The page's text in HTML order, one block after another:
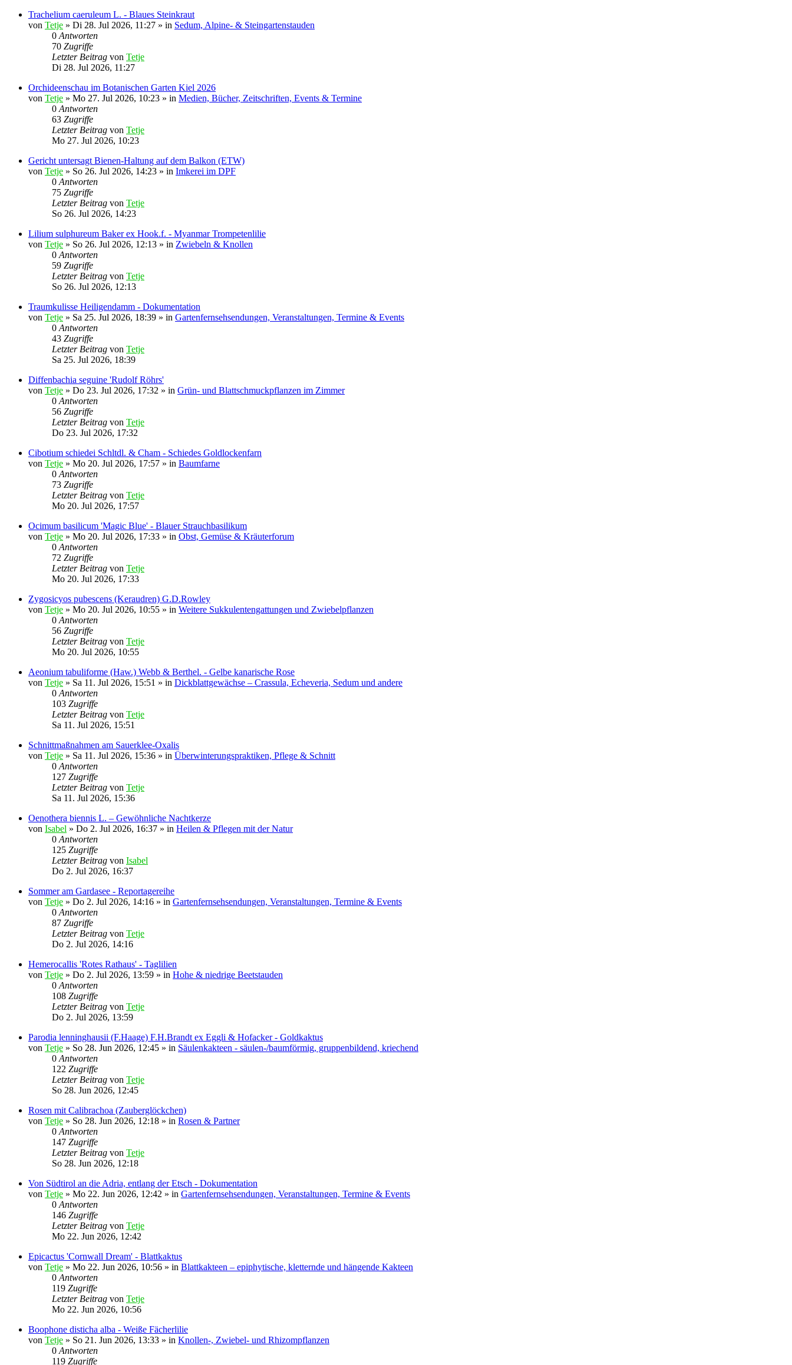
Trachelium caeruleum L. - Blaues Steinkraut
von Tetje » Di 28. Jul 2026, 11:27 » in Sedum, Alpine- & Steingartenstauden
0 Antworten
70 Zugriffe
Letzter Beitrag von Tetje
Di 28. Jul 2026, 11:27
Orchideenschau im Botanischen Garten Kiel 2026
von Tetje » Mo 27. Jul 2026, 10:23 » in Medien, Bücher, Zeitschriften, Events & Termine
0 Antworten
63 Zugriffe
Letzter Beitrag von Tetje
Mo 27. Jul 2026, 10:23
Gericht untersagt Bienen-Haltung auf dem Balkon (ETW)
von Tetje » So 26. Jul 2026, 14:23 » in Imkerei im DPF
0 Antworten
75 Zugriffe
Letzter Beitrag von Tetje
So 26. Jul 2026, 14:23
Lilium sulphureum Baker ex Hook.f. - Myanmar Trompetenlilie
von Tetje » So 26. Jul 2026, 12:13 » in Zwiebeln & Knollen
0 Antworten
59 Zugriffe
Letzter Beitrag von Tetje
So 26. Jul 2026, 12:13
Traumkulisse Heiligendamm - Dokumentation
von Tetje » Sa 25. Jul 2026, 18:39 » in Gartenfernsehsendungen, Veranstaltungen, Termine & Events
0 Antworten
43 Zugriffe
Letzter Beitrag von Tetje
Sa 25. Jul 2026, 18:39
Diffenbachia seguine 'Rudolf Röhrs'
von Tetje » Do 23. Jul 2026, 17:32 » in Grün- und Blattschmuckpflanzen im Zimmer
0 Antworten
56 Zugriffe
Letzter Beitrag von Tetje
Do 23. Jul 2026, 17:32
Cibotium schiedei Schltdl. & Cham - Schiedes Goldlockenfarn
von Tetje » Mo 20. Jul 2026, 17:57 » in Baumfarne
0 Antworten
73 Zugriffe
Letzter Beitrag von Tetje
Mo 20. Jul 2026, 17:57
Ocimum basilicum 'Magic Blue' - Blauer Strauchbasilikum
von Tetje » Mo 20. Jul 2026, 17:33 » in Obst, Gemüse & Kräuterforum
0 Antworten
72 Zugriffe
Letzter Beitrag von Tetje
Mo 20. Jul 2026, 17:33
Zygosicyos pubescens (Keraudren) G.D.Rowley
von Tetje » Mo 20. Jul 2026, 10:55 » in Weitere Sukkulentengattungen und Zwiebelpflanzen
0 Antworten
56 Zugriffe
Letzter Beitrag von Tetje
Mo 20. Jul 2026, 10:55
Aeonium tabuliforme (Haw.) Webb & Berthel. - Gelbe kanarische Rose
von Tetje » Sa 11. Jul 2026, 15:51 » in Dickblattgewächse – Crassula, Echeveria, Sedum und andere
0 Antworten
103 Zugriffe
Letzter Beitrag von Tetje
Sa 11. Jul 2026, 15:51
Schnittmaßnahmen am Sauerklee-Oxalis
von Tetje » Sa 11. Jul 2026, 15:36 » in Überwinterungspraktiken, Pflege & Schnitt
0 Antworten
127 Zugriffe
Letzter Beitrag von Tetje
Sa 11. Jul 2026, 15:36
Oenothera biennis L. – Gewöhnliche Nachtkerze
von Isabel » Do 2. Jul 2026, 16:37 » in Heilen & Pflegen mit der Natur
0 Antworten
125 Zugriffe
Letzter Beitrag von Isabel
Do 2. Jul 2026, 16:37
Sommer am Gardasee - Reportagereihe
von Tetje » Do 2. Jul 2026, 14:16 » in Gartenfernsehsendungen, Veranstaltungen, Termine & Events
0 Antworten
87 Zugriffe
Letzter Beitrag von Tetje
Do 2. Jul 2026, 14:16
Hemerocallis 'Rotes Rathaus' - Taglilien
von Tetje » Do 2. Jul 2026, 13:59 » in Hohe & niedrige Beetstauden
0 Antworten
108 Zugriffe
Letzter Beitrag von Tetje
Do 2. Jul 2026, 13:59
Parodia lenninghausii (F.Haage) F.H.Brandt ex Eggli & Hofacker - Goldkaktus
von Tetje » So 28. Jun 2026, 12:45 » in Säulenkakteen - säulen-/baumförmig, gruppenbildend, kriechend
0 Antworten
122 Zugriffe
Letzter Beitrag von Tetje
So 28. Jun 2026, 12:45
Rosen mit Calibrachoa (Zauberglöckchen)
von Tetje » So 28. Jun 2026, 12:18 » in Rosen & Partner
0 Antworten
147 Zugriffe
Letzter Beitrag von Tetje
So 28. Jun 2026, 12:18
Von Südtirol an die Adria, entlang der Etsch - Dokumentation
von Tetje » Mo 22. Jun 2026, 12:42 » in Gartenfernsehsendungen, Veranstaltungen, Termine & Events
0 Antworten
146 Zugriffe
Letzter Beitrag von Tetje
Mo 22. Jun 2026, 12:42
Epicactus 'Cornwall Dream' - Blattkaktus
von Tetje » Mo 22. Jun 2026, 10:56 » in Blattkakteen – epiphytische, kletternde und hängende Kakteen
0 Antworten
119 Zugriffe
Letzter Beitrag von Tetje
Mo 22. Jun 2026, 10:56
Boophone disticha alba - Weiße Fächerlilie
von Tetje » So 21. Jun 2026, 13:33 » in Knollen-, Zwiebel- und Rhizompflanzen
0 Antworten
119 Zugriffe